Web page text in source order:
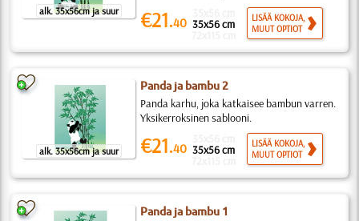
alk. 35x56cm ja suur €21.40 35x56 cm
LISÄÄ KOKOJA,
MUUT OPTIOT
alk. 35x56cm ja suur
Panda ja bambu 2
Panda karhu, joka katkaisee bambun varren.
Yksikerroksinen sablooni.
€21.40 35x56 cm
LISÄÄ KOKOJA,
MUUT OPTIOT
Panda ja bambu 1